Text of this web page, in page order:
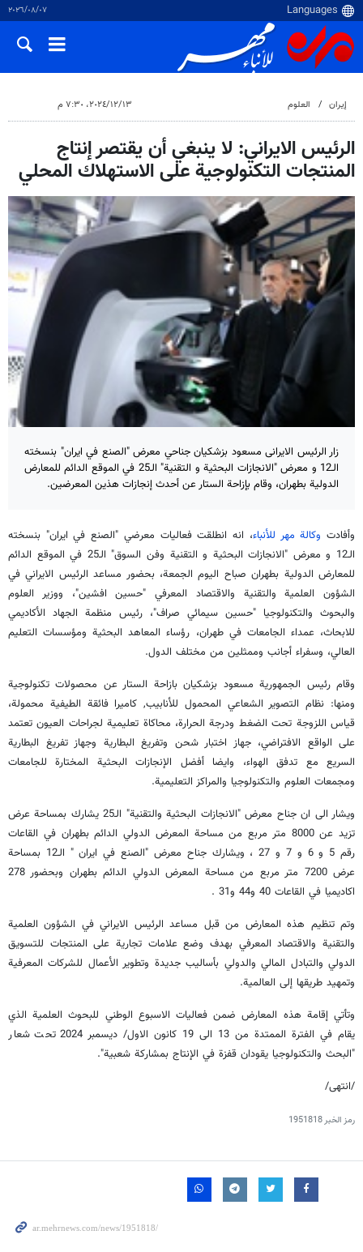
٠٧‏/٠٨‏/٢٠٢٦
إيران العلوم ١٣‏/١٢‏/٢٠٢٤، ٧:٣٠ م
الرئيس الايراني: لا ينبغي أن يقتصر إنتاج
المنتجات التكنولوجية على الاستهلاك المحلي
زار الرئيس الایرانی مسعود بزشكيان جناحي معرض "الصنع في ايران" بنسخته
الـ12 و معرض "الانجازات البحثية و التقنية" الـ25 في الموقع الدائم للمعارض
الدولية بطهران، وقام بإزاحة الستار عن أحدث إنجازات هذين المعرضين.
وأفادت وكالة مهر للأنباء، انه انطلقت فعاليات معرضي "الصنع في ايران" بنسخته
الـ12 و معرض "الانجازات البحثية و التقنية وفن السوق" الـ25 في الموقع الدائم
للمعارض الدولية بطهران صباح اليوم الجمعة، بحضور مساعد الرئيس الايراني في
الشؤون العلمية والتقنية والاقتصاد المعرفي "حسين افشين"، ووزير العلوم
والبحوث والتكنولوجيا "حسين سيمائي صراف"، رئيس منظمة الجهاد الأكاديمي
للابحاث، عمداء الجامعات في طهران، رؤساء المعاهد البحثية ومؤسسات التعليم
العالي، وسفراء أجانب وممثلين من مختلف الدول.
وقام رئيس الجمهورية مسعود بزشكيان بازاحة الستار عن محصولات تكنولوجية
ومنها: نظام التصوير الشعاعي المحمول للأنابيب, كاميرا فائقة الطيفية محمولة،
قياس اللزوجة تحت الضغط ودرجة الحرارة، محاكاة تعليمية لجراحات العيون تعتمد
على الواقع الافتراضي، جهاز اختبار شحن وتفريغ البطارية وجهاز تفريغ البطارية
السريع مع تدفق الهواء، وايضا أفضل الإنجازات البحثية المختارة للجامعات
ومجمعات العلوم والتكنولوجيا والمراكز التعليمية.
ويشار الى ان جناح معرض "الانجازات البحثية والتقنية" الـ25 يشارك بمساحة عرض
تزيد عن 8000 متر مربع من مساحة المعرض الدولي الدائم بطهران في القاعات
رقم 5 و 6 و 7 و 27 ، ويشارك جناح معرض "الصنع في ايران " الـ12 بمساحة
عرض 7200 متر مربع من مساحة المعرض الدولي الدائم بطهران وبحضور 278
اكاديميا في القاعات 40 و44 و31 .
وتم تنظيم هذه المعارض من قبل مساعد الرئيس الايراني في الشؤون العلمية
والتقنية والاقتصاد المعرفي بهدف وضع علامات تجارية على المنتجات للتسويق
الدولي والتبادل المالي والدولي بأساليب جديدة وتطوير الأعمال للشركات المعرفية
وتمهيد طريقها إلى العالمية.
وتأتي إقامة هذه المعارض ضمن فعاليات الاسبوع الوطني للبحوث العلمية الذي
يقام في الفترة الممتدة من 13 الى 19 كانون الاول/ ديسمبر 2024 تحت شعار
"البحث والتكنولوجيا يقودان قفزة في الإنتاج بمشاركة شعبية".
/انتهى/
رمز الخبر1951818